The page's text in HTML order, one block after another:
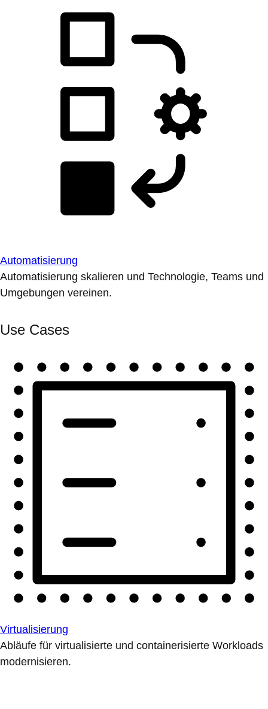
Automatisierung
Automatisierung skalieren und Technologie, Teams und
Umgebungen vereinen.
Use Cases
Virtualisierung
Abläufe für virtualisierte und containerisierte Workloads
modernisieren.